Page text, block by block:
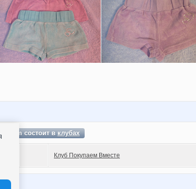
состоит вклубах
Клуб Покупаем Вместе